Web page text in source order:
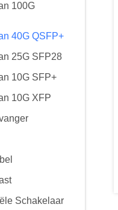
100G
40G QSFP+
25G SFP28
10G SFP+
10G XFP
Schakelaar